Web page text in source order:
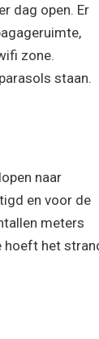
dag open. Er
zone.
staan.
naar
en voor de
meters
hoeft het